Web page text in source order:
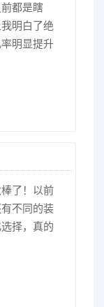
都是瞎
明白了绝
明显提升
了！以前
不同的装
择，真的